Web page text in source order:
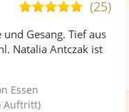
Fotos
5,0
5
(25)
Gesang. Tief aus
Natalia Antczak ist
Essen
Auftritt)